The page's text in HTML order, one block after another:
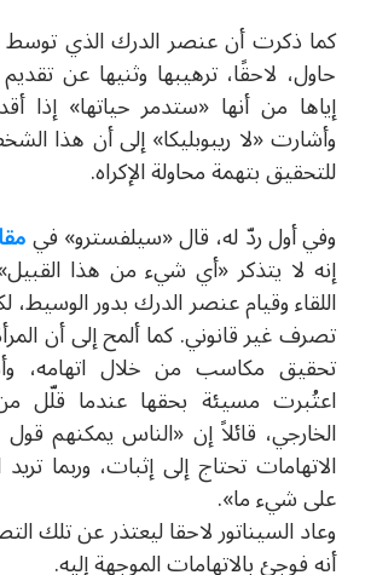
كما ذكرت أن عنصر الدرك الذي توسط
حاول، لاحقًا، ترهيبها وثنيها عن
إياها من أنها «ستدمر حياتها»
وأشارت «لا ريبوبليكا» إلى أن هذا
للتحقيق بتهمة محاولة الإكراه.
وفي أول ردّ له، قال «سيلفسترو»في
إنه لا يتذكر «أي شيء من هذا
اللقاء وقيام عنصر الدرك بدور
تصرف غير قانوني. كما ألمح إلى أن
تحقيق مكاسب من خلال اتهامه،
اعتُبرت مسيئة بحقها عندما قلّل
الخارجي، قائلاً إن «الناس يمكنهم
الاتهامات تحتاج إلى إثبات، وربما
على شيء ما».
وعاد السيناتور لاحقا ليعتذر عن تلك
أنه فوجئ بالاتهامات الموجهة إليه.